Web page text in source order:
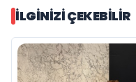
İLGINIZI ÇEKEBILIR